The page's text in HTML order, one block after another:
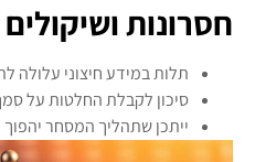
חסרונות
תלות במידע חיצוני עלולה
סיכון לקבלת החלטות על
ייתכן שתהליך המסחר